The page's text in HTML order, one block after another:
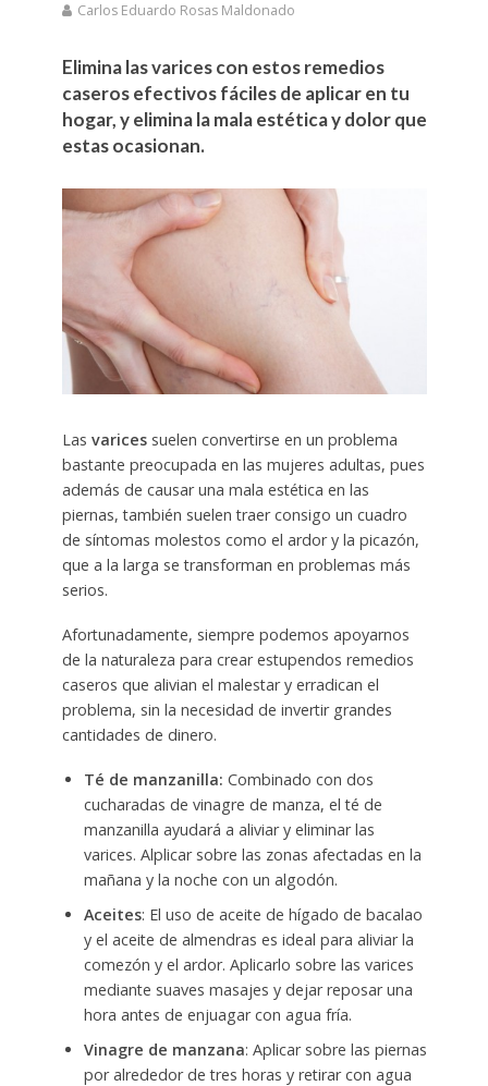
Carlos Eduardo Rosas Maldonado
Elimina las varices con estos remedios
caseros efectivos fáciles de aplicar en tu
hogar, y elimina la mala estética y dolor que
estas ocasionan.
Las varicessuelen convertirse en un problema
bastante preocupada en las mujeres adultas, pues
además de causar una mala estética en las
piernas, también suelen traer consigo un cuadro
de síntomas molestos como el ardor y la picazón,
que a la larga se transforman en problemas más
serios.
Afortunadamente, siempre podemos apoyarnos
de la naturaleza para crear estupendos remedios
caseros que alivian el malestar y erradican el
problema, sin la necesidad de invertir grandes
cantidades de dinero.
Té de manzanilla: Combinado con dos
cucharadas de vinagre de manza, el té de
manzanilla ayudará a aliviar y eliminar las
varices. Alplicar sobre las zonas afectadas en la
mañana y la noche con un algodón.
Aceites: El uso de aceite de hígado de bacalao
y el aceite de almendras es ideal para aliviar la
comezón y el ardor. Aplicarlo sobre las varices
mediante suaves masajes y dejar reposar una
hora antes de enjuagar con agua fría.
Vinagre de manzana: Aplicar sobre las piernas
por alrededor de tres horas y retirar con agua